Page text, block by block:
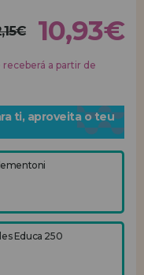
10,93€
a partir de
ti, aproveita o teu
Educa 250